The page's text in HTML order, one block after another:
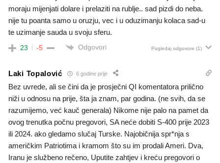
moraju mijenjati dolare i prelaziti na rublje.. sad pizdi do neba.
nije tu poanta samo u oruzju, vec i u oduzimanju kolaca sad-u
te uzimanje sauda u svoju sferu.
23 -5 Odgovori Pogledaj odgovore (1)
Laki Topalović 6 godine prije
Bez uvrede, ali se čini da je prosječni QI komentatora prilično
niži u odnosu na prije, šta ja znam, par godina. (ne svih, da se
razumijemo, već kauč generala) Nikome nije palo na pamet da
ovog trenutka počnu pregovori, SA neće dobiti S-400 prije 2023
ili 2024. ako gledamo slučaj Turske. Najobičnija spr*nja s
američkim Patriotima i kramom što su im prodali Ameri. Dva,
Iranu je službeno rečeno, Uputite zahtjev i kreću pregovori o